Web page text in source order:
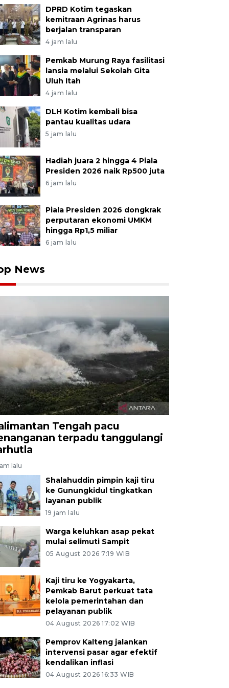
DPRD Kotim tegaskan
kemitraan Agrinas harus
berjalan transparan
4 jam lalu
Pemkab Murung Raya fasilitasi
lansia melalui Sekolah Gita
Uluh Itah
4 jam lalu
DLH Kotim kembali bisa
pantau kualitas udara
5 jam lalu
Hadiah juara 2 hingga 4 Piala
Presiden 2026 naik Rp500 juta
6 jam lalu
Piala Presiden 2026 dongkrak
perputaran ekonomi UMKM
hingga Rp1,5 miliar
6 jam lalu
News
Tengah pacu
terpadu tanggulangi
lalu
Shalahuddin pimpin kaji tiru
ke Gunungkidul tingkatkan
layanan publik
19 jam lalu
Warga keluhkan asap pekat
mulai selimuti Sampit
05 August 2026 7:19 WIB
Kaji tiru ke Yogyakarta,
Pemkab Barut perkuat tata
kelola pemerintahan dan
pelayanan publik
04 August 2026 17:02 WIB
Pemprov Kalteng jalankan
intervensi pasar agar efektif
kendalikan inflasi
04 August 2026 16:33 WIB